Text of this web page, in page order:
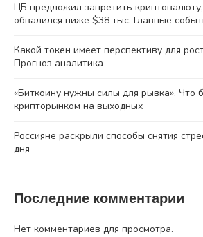
ЦБ предложил запретить
обвалился ниже $38 тыс. Главные
Какой токен имеет перспективу для
Прогноз аналитика
«Биткоину нужны силы для рывка». Что
крипторынком на выходных
Россияне раскрыли способы снятия
дня
Последние комментарии
Нет комментариев для просмотра.